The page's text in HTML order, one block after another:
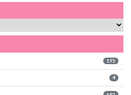
195
4